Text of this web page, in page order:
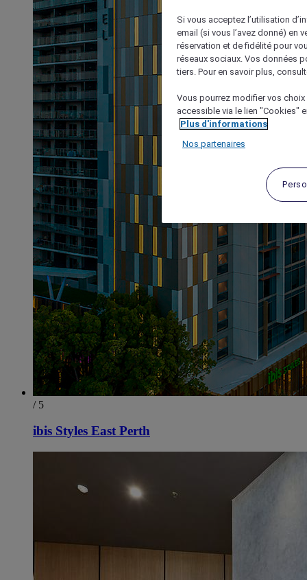
/ 5
ibis Styles East Perth
Si vous acceptez l’utilisation
email (si vous l’avez donné) en
réservation et de fidélité pour
réseaux sociaux. Vos données
tiers. Pour en savoir plus,
Vous pourrez modifier vos
accessible via le lien "Cookies"
Plus d'informations
Nos partenaires